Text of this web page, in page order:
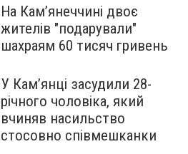
На Камʼянеччині двоє
жителів "подарували"
шахраям 60 тисяч гривень
У Камʼянці засудили 28-
річного чоловіка, який
вчиняв насильство
стосовно співмешканки